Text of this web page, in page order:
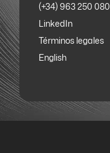
(+34) 963 250 080
LinkedIn
Términos legales
English